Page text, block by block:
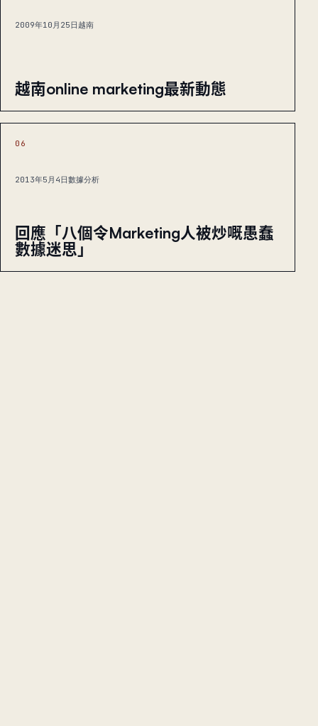
2009年10月25日越南
越南online marketing最新動態
06
2013年5月4日數據分析
回應「八個令Marketing人被炒嘅愚蠢
數據迷思」